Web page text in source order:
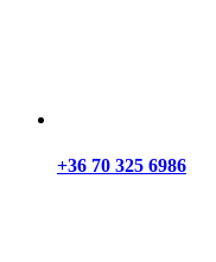
+36 70 325 6986